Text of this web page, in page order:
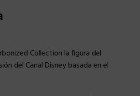
Collection la figura del
del Canal Disney basada en el